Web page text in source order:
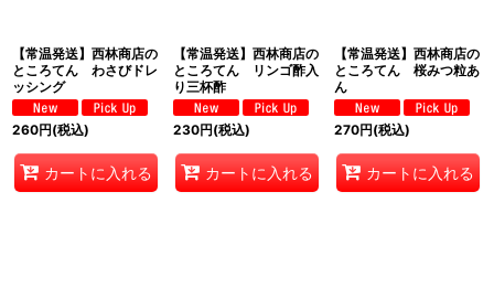
【常温発送】西林商店の
ところてん わさびドレ
ッシング
260円(税込)
カートに入れる
【常温発送】西林商店の
ところてん リンゴ酢入
り三杯酢
230円(税込)
カートに入れる
【常温発送】西林商店の
ところてん 桜みつ粒あ
ん
270円(税込)
カートに入れる